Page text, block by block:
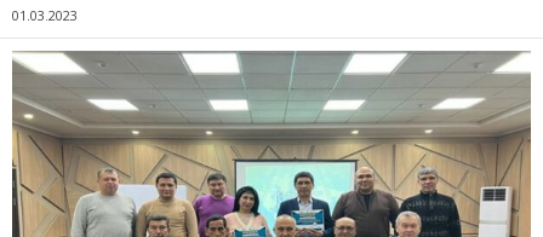
01.03.2023